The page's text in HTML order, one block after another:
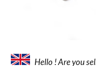
Hello ! Are you